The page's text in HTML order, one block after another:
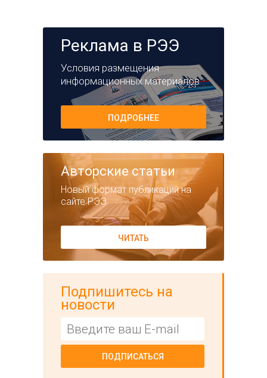
Реклама в РЭЭ
Условия размещения
информационных материалов
ПОДРОБНЕЕ
Авторские статьи
Новый формат публикаций на
сайте РЭЭ
ЧИТАТЬ
Подпишитесь на
новости
ПОДПИСАТЬСЯ